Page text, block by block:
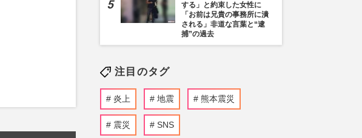
する」と約束した女性に
「お前は兄貴の事務所に潰
される」非道な言葉と“逮
捕”の過去
注目のタグ
炎上 地震 熊本震災
震災 SNS